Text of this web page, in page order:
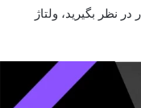
نظر بگیرید، ولتاژ